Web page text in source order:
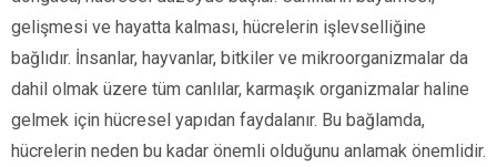
gelişmesi ve hayatta kalması, hücrelerin işlevselliğine
bağlıdır. İnsanlar, hayvanlar, bitkiler ve mikroorganizmalar da
dahil olmak üzere tüm canlılar, karmaşık organizmalar haline
gelmek için hücresel yapıdan faydalanır. Bu bağlamda,
hücrelerin neden bu kadar önemli olduğunu anlamak önemlidir.